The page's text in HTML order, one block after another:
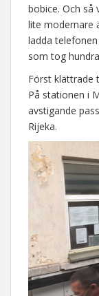
bobice. Och så
lite modernare
ladda
som tog
Först klättrade
På stationen i
avstigande
Rijeka.